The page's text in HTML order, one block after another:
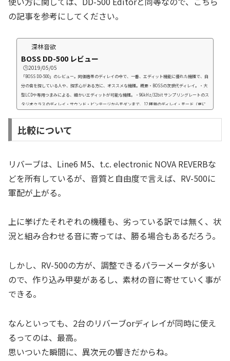
の記事を参考にしてください。
深林音欲
BOSS DD-500 レビュー
🕒️2019/05/05
「BOSS DD-500」のレビュー。同価格帯のディレイの中で、一番、エディット機能に優れた機種で、自
分の音を探している人や、探求心がある方に、オススメな機種。概要・BOSSの次世代ディレイ。・大
型LCDや専用つまみによる、細かいエディットが可能な機種。・96kHz/32bit サンプリングレートのス
タジオクラスのディレイ・サウンド・ビンテージからモダンまで、12 種類のディレイ・モード（更に
比較について
リバーブは、Line6 M5、t.c. electronic NOVA REVERBな
どを所有しているが、音質と自由度で言えば、RV-500に
軍配が上がる。
上に挙げたそれぞれの機種も、劣っている訳では無く、状
況と組み合わせる音に寄っては、勝る場合もあるだろう。
しかし、RV-500の方が、調整できるパラーメータが多い
ので、作り込み甲斐があるし、素材の音に寄せていく事が
できる。
なんといっても、2台のリバーブorディレイが同時に使え
るってのは、最高。
思いついた瞬間に、異次元の響きだからね。